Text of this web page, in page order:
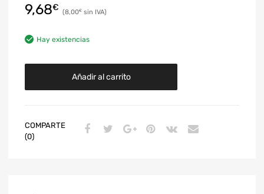
9,68€ 8,00€
Hay existencias
Añadir al carrito
COMPARTE
(0)